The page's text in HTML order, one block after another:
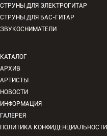
СТРУНЫ ДЛЯ ЭЛЕКТРОГИТАР
СТРУНЫ ДЛЯ БАС-ГИТАР
ЗВУКОСНИМАТЕЛИ
КАТАЛОГ
АРХИВ
АРТИСТЫ
НОВОСТИ
ИНФОРМАЦИЯ
ГАЛЕРЕЯ
ПОЛИТИКА КОНФИДЕНЦИАЛЬНОСТИ